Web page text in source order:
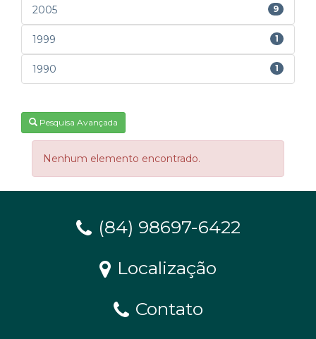
2005 9
1999 1
1990 1
Pesquisa Avançada
Nenhum elemento encontrado.
(84) 98697-6422
Localização
Contato